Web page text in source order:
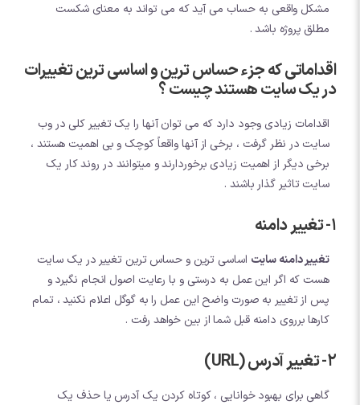
مشکل واقعی به حساب می آید که می تواند به معنای شکست
مطلق پروژه باشد .
اقداماتی که جزء حساس ترین و اساسی ترین تغییرات
در یک سایت هستند چیست ؟
اقدامات زیادی وجود دارد که می توان آنها را یک تغییر کلی در وب
سایت در نظر گرفت ، برخی از آنها واقعاً کوچک و بی اهمیت هستند ،
برخی دیگر از اهمیت زیادی برخوردارند و میتوانند در روند کار یک
سایت تاثیر گذار باشند .
1- تغییر دامنه
تغییر دامنه سایت اساسی ترین و حساس ترین تغییر در یک سایت
هست که اگر این عمل به درستی و با رعایت اصول انجام نگیرد و
پس از تغییر به صورت واضح این عمل را به گوگل اعلام نکنید ، تمام
کارها برروی دامنه قبل شما از بین خواهد رفت .
2- تغییر آدرس (URL)
گاهی برای بهبود خوانایی ، کوتاه کردن یک آدرس یا حذف یک